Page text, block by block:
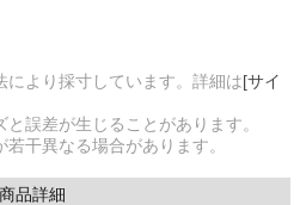
より採寸しています。詳細は[サイ
誤差が生じることがあります。
干異なる場合があります。
商品詳細